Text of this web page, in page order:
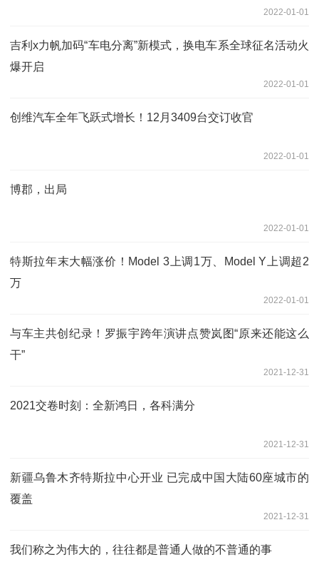
2022-01-01
吉利x力帆加码“车电分离”新模式，​换电车系全球征名活动火
爆开启
2022-01-01
创维汽车全年飞跃式增长！12月3409台交订收官
2022-01-01
博郡，出局
2022-01-01
特斯拉年末大幅涨价！Model 3上调1万、Model Y上调超2
万
2022-01-01
与车主共创纪录！罗振宇跨年演讲点赞岚图“原来还能这么
干”
2021-12-31
2021交卷时刻：全新鸿日，各科满分
2021-12-31
新疆乌鲁木齐特斯拉中心开业 已完成中国大陆60座城市的
覆盖
2021-12-31
我们称之为伟大的，往往都是普通人做的不普通的事